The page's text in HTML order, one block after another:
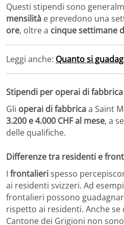
Questi stipendi sono
mensilità e prevedono una
ore, oltre a cinque settimane
Leggi anche: Quanto si
Stipendi per operai di fabbrica
Gli operai di fabbricaa Saint
3.200 e 4.000 CHF al mese, a
delle qualifiche.
Differenze tra residenti e
I frontalierispesso
ai residenti svizzeri. Ad
frontalieri possono
rispetto ai residenti. Anche se
Cantone dei Grigioni non